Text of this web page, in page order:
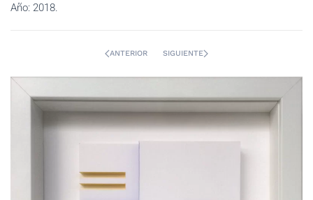
Año: 2018.
ANTERIOR SIGUIENTE